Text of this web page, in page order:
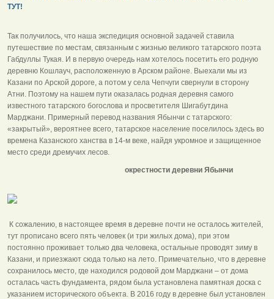
ТУТ!
Так получилось, что наша экспедиция основной задачей ставила
путешествие по местам, связанным с жизнью великого татарского поэта
Габдуллы Тукая. И в первую очередь нам хотелось посетить его родную
деревню Кошлауч, расположенную в Арском районе. Выехали мы из
Казани по Арской дороге, а потом у села Чепчуги свернули в сторону
Атни. Поэтому на нашем пути оказалась родная деревня самого
известного татарского богослова и просветителя Шигабутдина
Марджани. Примерный перевод названия Ябынчи с татарского:
«закрытый», вероятнее всего, татарское население поселилось здесь во
времена Казанского ханства в 14-м веке, найдя укромное и защищенное
место среди дремучих лесов.
окрестности деревни Ябынчи
К сожалению, в настоящее время в деревне почти не осталось жителей,
тут прописано всего пять человек (и три жилых дома), при этом
постоянно проживает только два человека, остальные проводят зиму в
Казани, и приезжают сюда только на лето. Примечательно, что в деревне
сохранилось место, где находился родовой дом Марджани – от дома
осталась часть фундамента, рядом была установлена памятная доска с
указанием исторического объекта. В 2016 году в деревне был установлен